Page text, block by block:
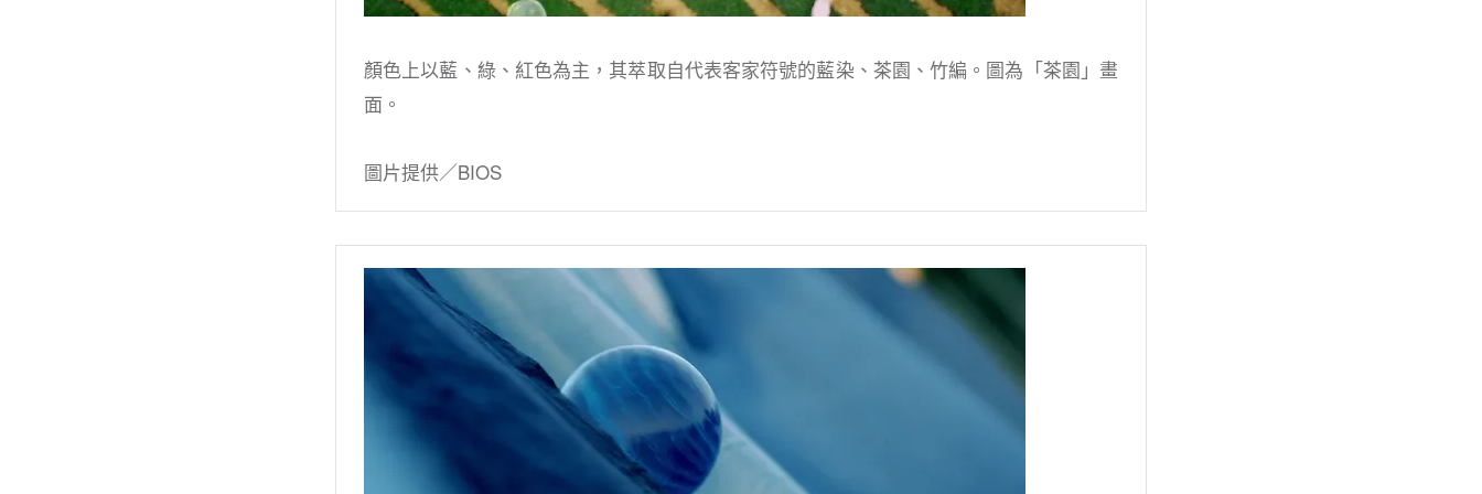
顏色上以藍、綠、紅色為主，其萃取自代表客家符號的藍染、茶園、竹編。圖為「茶園」畫
面。
圖片提供／BIOS